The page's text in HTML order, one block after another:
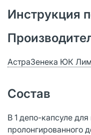
Инструкция
АстраЗенека ЮК
Состав
В 1 депо-капсуле
пролонгированного